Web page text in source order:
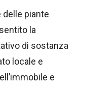
delle piante
la
di sostanza
locale e
e